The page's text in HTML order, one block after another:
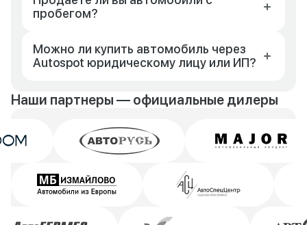
пробегом?
Можно ли купить автомобиль через
Autospot юридическому лицу или ИП?
Наши партнеры — официальные дилеры